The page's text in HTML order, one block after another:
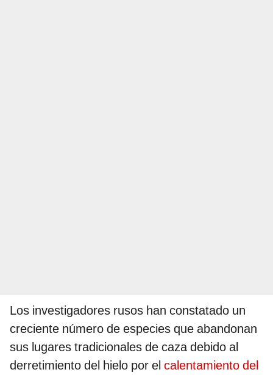
Los investigadores rusos han constatado un
creciente número de especies que abandonan
sus lugares tradicionales de caza debido al
derretimiento del hielo por el calentamiento del